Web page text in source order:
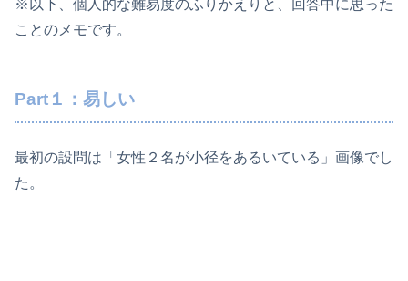
※以下、個人的な難易度のふりかえりと、回答中に思った
ことのメモです。
Part１：易しい
最初の設問は「女性２名が小径をあるいている」画像でし
た。